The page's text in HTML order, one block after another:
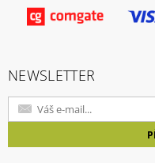
Vložením hodnocení
ochrany osobních
NEWSLETTER